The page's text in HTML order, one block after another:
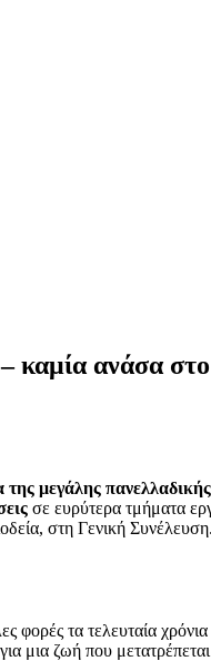
καμία ανάσα
της μεγάλης
σε ευρύτερα τμήματα
στη Γενική Συνέλευση.
φορές τα τελευταία
μια ζωή που